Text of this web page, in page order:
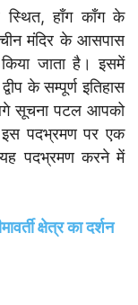
स्थित, हाँग काँग के
मंदिर के आसपास
जाता है। इसमें
के सम्पूर्ण इतिहास
सूचना पटल आपको
पदभ्रमण पर एक
पदभ्रमण करने में
क्षेत्र का दर्शन